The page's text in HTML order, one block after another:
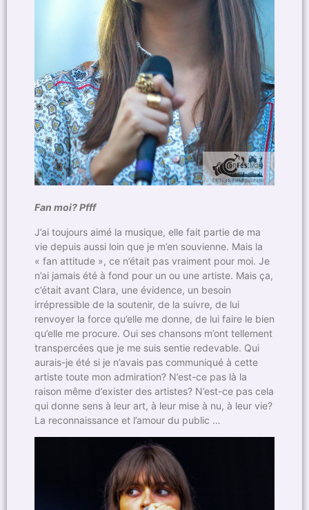
Fan moi? Pfff
J’ai toujours aimé la musique, elle fait partie de ma
vie depuis aussi loin que je m’en souvienne. Mais la
« fan attitude », ce n’était pas vraiment pour moi. Je
n’ai jamais été à fond pour un ou une artiste. Mais ça,
c’était avant Clara, une évidence, un besoin
irrépressible de la soutenir, de la suivre, de lui
renvoyer la force qu’elle me donne, de lui faire le bien
qu’elle me procure. Oui ses chansons m’ont tellement
transpercées que je me suis sentie redevable. Qui
aurais-je été si je n’avais pas communiqué à cette
artiste toute mon admiration? N’est-ce pas là la
raison même d’exister des artistes? N’est-ce pas cela
qui donne sens à leur art, à leur mise à nu, à leur vie?
La reconnaissance et l’amour du public …